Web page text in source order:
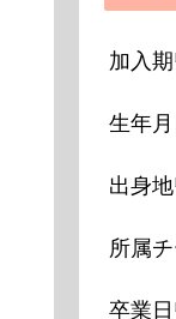
加入
生年
出身
所属
卒業